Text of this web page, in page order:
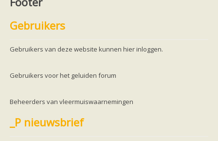
Friesland
Noord-Holland
Zeeland
Bescherming
Gebiedsbescherming
Gebruikers
Gebruikers van deze website kunnen hier inloggen.
Gebruikers voor het geluiden forum
Beheerders van vleermuiswaarnemingen
_P nieuwsbrief